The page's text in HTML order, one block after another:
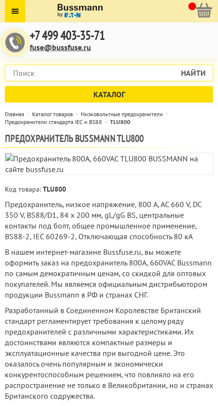
+7 499 403-35-71
fuse@bussfuse.ru
НАЙТИ
КАТАЛОГ
Главная Каталог товаров
Низковольтные предохранители
Предохранители стандарта IEC и BS88
TLU800
ПРЕДОХРАНИТЕЛЬ BUSSMANN TLU800
Код товара: TLU800
Предохранитель, низкое напряжение, 800 A, AC 660 V, DC
350 V, BS88/D1, 84 x 200 мм, gL/gG BS, центральные
контакты под болт, общее промышленное применение,
BS88-2, IEC 60269-2, Отключающая способность 80 кА
В нашем интернет-магазине Bussfuse.ru, вы можете
оформить заказ на предохранитель 800А, 660VAC Bussmann
по самым демократичным ценам, со скидкой для оптовых
покупателей. Мы являемся официальным дистрибьютором
продукции Bussmann в РФ и странах СНГ.
Разработанный в Соединенном Королевстве Британский
стандарт регламентирует требования к целому ряду
предохранителей с различными характеристиками. Их
достоинствами являются компактные размеры и
эксплуатационные качества при выгодной цене. Это
оказалось очень популярным и экономически
конкурентоспособным решением, что повлияло на его
распространение не только в Великобритании, но и странах
Британского содружества.